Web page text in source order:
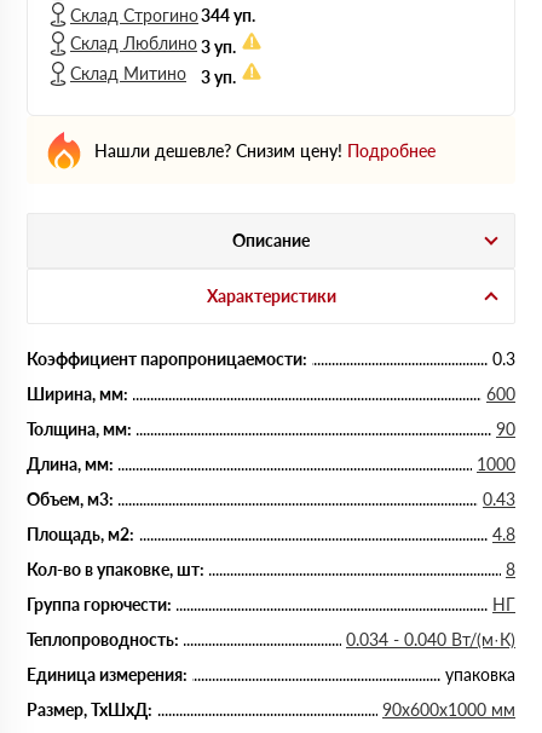
Склад Строгино344 уп.
Склад Люблино3 уп.
Склад Митино
3 уп.
Нашли дешевле? Снизим цену! Подробнее
Описание
Характеристики
Коэффициент паропроницаемости:
0.3
Ширина, мм:
600
Толщина, мм:
90
Длина, мм:
1000
Объем, м3:
0.43
Площадь, м2:
4.8
Кол-во в упаковке, шт:
8
Группа горючести:
НГ
Теплопроводность:
0.034 - 0.040 Вт/(м·К)
Единица измерения:
упаковка
Размер, ТхШхД:
90х600х1000 мм